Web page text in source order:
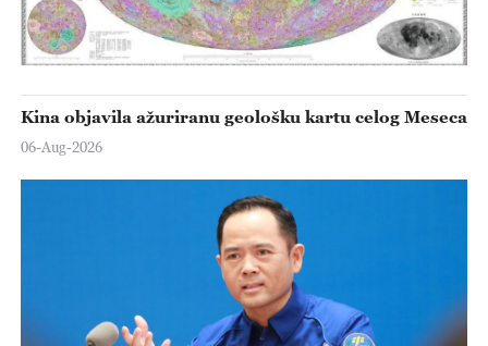
Kina objavila ažuriranu geološku kartu celog Meseca
06-Aug-2026